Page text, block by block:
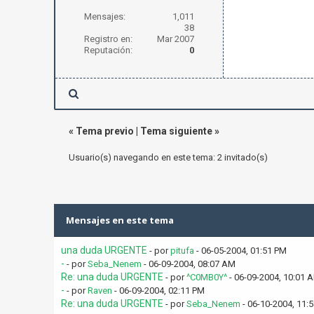
Mensajes:
1,011
38
Registro en:
Mar 2007
Reputación:
0
« Tema previo Tema siguiente»
Usuario(s) navegando en este tema: 2 invitado(s)
Mensajes en este tema
una duda URGENTE - porpitufa - 06-05-2004, 01:51 PM
- - porSeba_Nenem - 06-09-2004, 08:07 AM
Re: una duda URGENTE - por^C0MB0Y^- 06-09-2004, 10:01
- - porRaven - 06-09-2004, 02:11 PM
Re: una duda URGENTE - porSeba_Nenem - 06-10-2004,